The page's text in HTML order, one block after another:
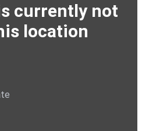
currently not
location